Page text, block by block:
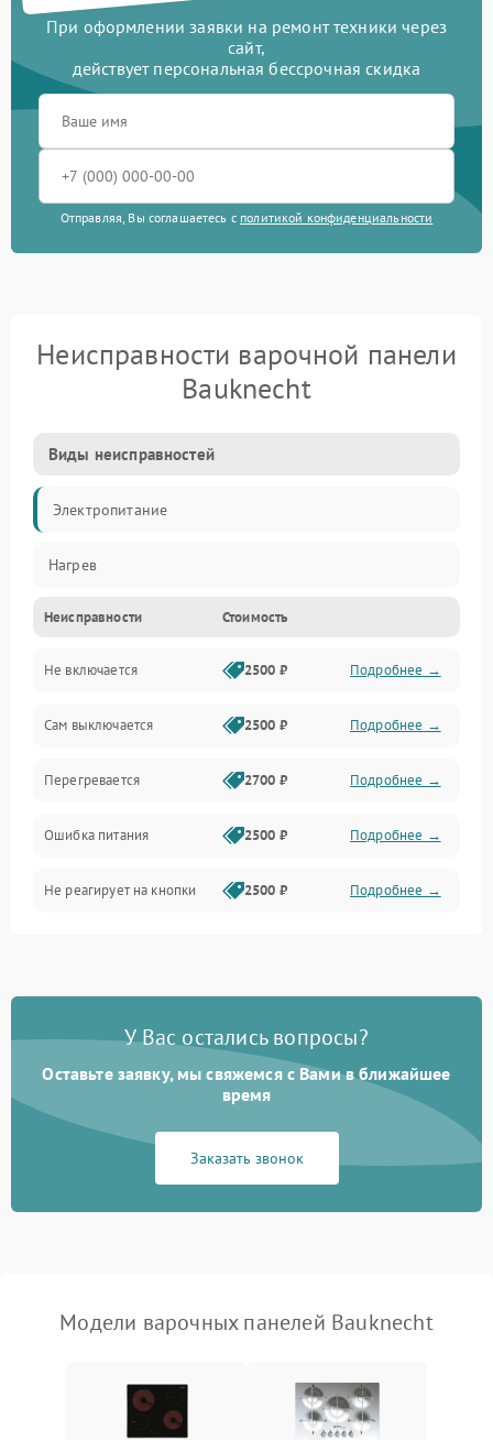
При оформлении заявки на ремонт техники через
сайт,
действует персональная бессрочная скидка
Отправляя, Вы соглашаетесь с политикой конфиденциальности
Неисправности варочной панели
Bauknecht
Виды неисправностей
Электропитание
Нагрев
Неисправности Стоимость
Не включается 2500 ₽ Подробнее →
Сам выключается 2500 ₽ Подробнее →
Перегревается 2700 ₽ Подробнее →
Ошибка питания 2500 ₽ Подробнее →
Не реагирует на кнопки 2500 ₽ Подробнее →
У Вас остались вопросы?
Оставьте заявку, мы свяжемся с Вами в ближайшее
время
Заказать звонок
Модели варочных панелей Bauknecht